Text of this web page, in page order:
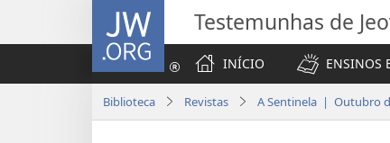
JW.ORG Testemunhas de
INÍCIO
ENSINOS
Biblioteca Revistas A Sentinela | Outubro